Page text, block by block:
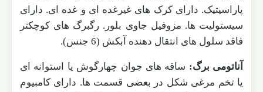
پاراسیتیک. دارای کرک های غیرغده ای و غده ای. دارای
سیستولیت ها. مزوفیل جاوی بلور. رگبرگ های کوچکتر
فاقد سلول های انتقال دهنده آبکش (6 جنس).
آناتومی برگ: ساقه های جوان چهارگوش یا استوانه ای
یا تخم مرغی شکل در بعضی قسمت ها. دارای کامبیوم